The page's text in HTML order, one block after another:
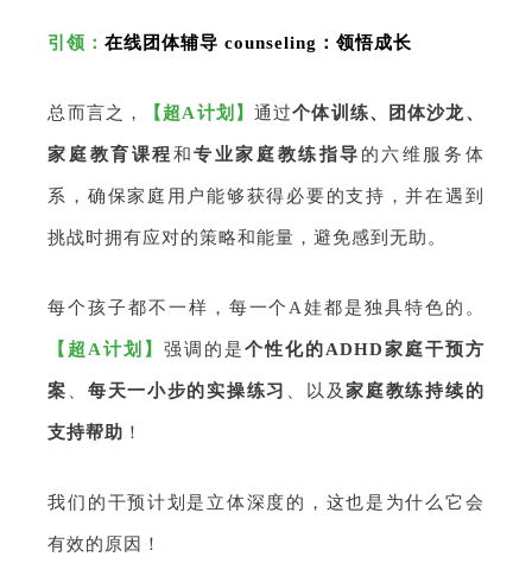
引领：在线团体辅导 counseling：领悟成长
总而言之， 【超A计划】 通过个体训练、团体沙龙、
家庭教育课程和专业家庭教练指导 的六维服务体
系，确保家庭用户能够获得必要的支持，并在遇到
挑战时拥有应对的策略和能量，避免感到无助。
每个孩子都不一样，每一个A娃都是独具特色的。
【超A计划】强调的是个性化的ADHD家庭干预方
案 每天一小步的实操练习 、以及家庭教练持续的
支持帮助 ！
我们的干预计划是立体深度的，这也是为什么它会
有效的原因！